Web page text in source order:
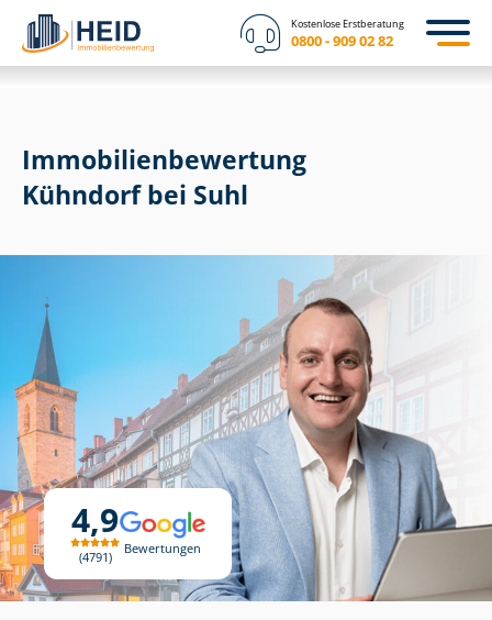
Kostenlose Erstberatung
0800 - 909 02 82
4,9
4791
Bewertungen
Immobilien­bewertung
Kühndorf bei Suhl